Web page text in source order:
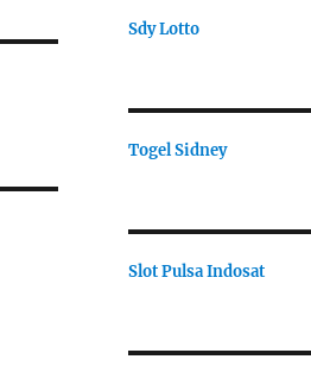
Sdy Lotto
Togel Sidney
Slot Pulsa Indosat